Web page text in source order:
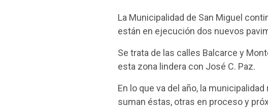
La Municipalidad de San Miguel
están en ejecución dos nuevos
Se trata de las calles Balcarce y
esta zona lindera con José C. Paz.
En lo que va del año, la
suman éstas, otras en proceso y